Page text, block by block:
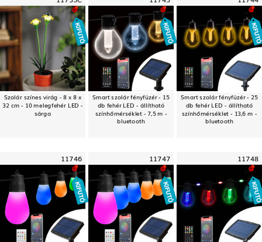
Szolár színes virág - 8 x 8 x
32 cm - 10 melegfehér LED -
sárga
Smart szolár fényfüzér - 15
db fehér LED - állítható
színhőmérséklet - 7,5 m -
bluetooth
Smart szolár fényfüzér - 25
db fehér LED - állítható
színhőmérséklet - 13,6 m -
bluetooth
11746 11747 11748